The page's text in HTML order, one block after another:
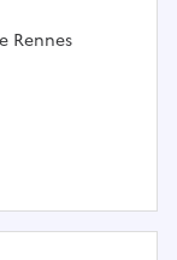
Rennes
H/F